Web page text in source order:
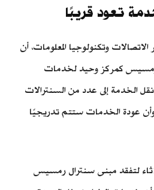
تعود قريبًا
وتكنولوجيا المعلومات، أن
كمركز وحيد لخدمات
نقل الخدمة إلى عدد من السنترالات
وأن عودة الخدمات ستتم تدريجيًا
لتفقد مبنى سنترال رمسيس